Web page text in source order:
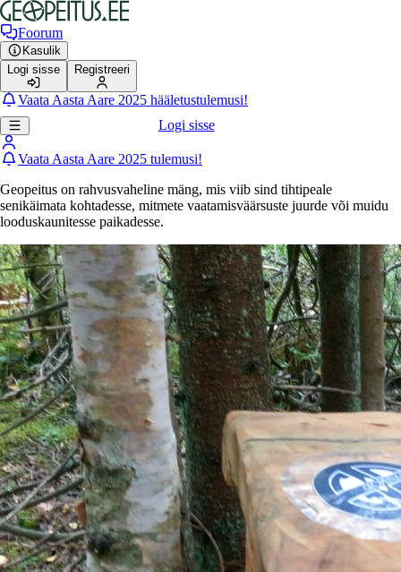
Foorum
Kasulik
Logi sisse
Registreeri
Vaata Aasta Aare 2025 hääletustulemusi!
Logi sisse
Vaata Aasta Aare 2025 tulemusi!
Geopeitus on rahvusvaheline mäng, mis viib sind tihtipeale
senikäimata kohtadesse, mitmete vaatamisväärsuste juurde või muidu
looduskaunitesse paikadesse.